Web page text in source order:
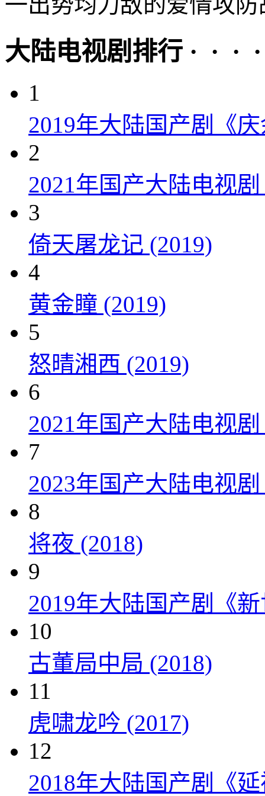
大陆电视剧排行 · · ·
1
2019年大陆国产剧《
2
2021年国产大陆电视
3
倚天屠龙记 (2019)
4
黄金瞳 (2019)
5
怒晴湘西 (2019)
6
2021年国产大陆电视
7
2023年国产大陆电视
8
将夜 (2018)
9
2019年大陆国产剧《
10
古董局中局 (2018)
11
虎啸龙吟 (2017)
12
2018年大陆国产剧《